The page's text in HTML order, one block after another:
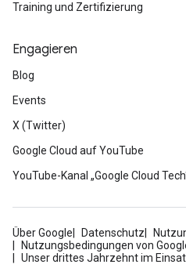
Training und Zertifizierung
Engagieren
Blog
Events
X (Twitter)
Google Cloud auf YouTube
YouTube-Kanal „Google Cloud
Über Google Datenschutz
Nutzungsbedingungen von
Unser drittes Jahrzehnt im